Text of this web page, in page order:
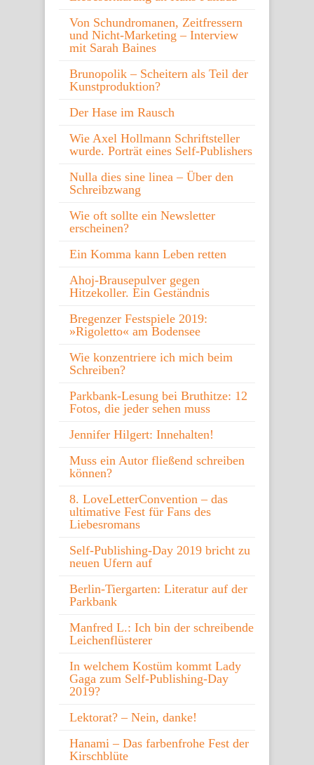
Von Schundromanen, Zeitfressern
und Nicht-Marketing – Interview
mit Sarah Baines
Brunopolik – Scheitern als Teil der
Kunstproduktion?
Der Hase im Rausch
Wie Axel Hollmann Schriftsteller
wurde. Porträt eines Self-Publishers
Nulla dies sine linea – Über den
Schreibzwang
Wie oft sollte ein Newsletter
erscheinen?
Ein Komma kann Leben retten
Ahoj-Brausepulver gegen
Hitzekoller. Ein Geständnis
Bregenzer Festspiele 2019:
»Rigoletto« am Bodensee
Wie konzentriere ich mich beim
Schreiben?
Parkbank-Lesung bei Bruthitze: 12
Fotos, die jeder sehen muss
Jennifer Hilgert: Innehalten!
Muss ein Autor fließend schreiben
können?
8. LoveLetterConvention – das
ultimative Fest für Fans des
Liebesromans
Self-Publishing-Day 2019 bricht zu
neuen Ufern auf
Berlin-Tiergarten: Literatur auf der
Parkbank
Manfred L.: Ich bin der schreibende
Leichenflüsterer
In welchem Kostüm kommt Lady
Gaga zum Self-Publishing-Day
2019?
Lektorat? – Nein, danke!
Hanami – Das farbenfrohe Fest der
Kirschblüte